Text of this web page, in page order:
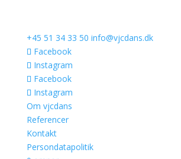
+45 51 34 33 50 info@vjcdans.dk
Facebook
Instagram
Facebook
Instagram
Om vjcdans
Referencer
Kontakt
Persondatapolitik